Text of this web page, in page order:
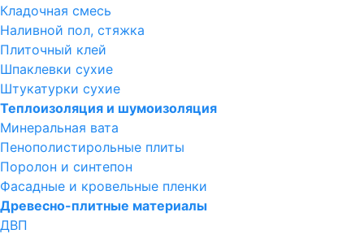
Кладочная смесь
Наливной пол, стяжка
Плиточный клей
Шпаклевки сухие
Штукатурки сухие
Теплоизоляция и шумоизоляция
Минеральная вата
Пенополистирольные плиты
Поролон и синтепон
Фасадные и кровельные пленки
Древесно-плитные материалы
ДВП